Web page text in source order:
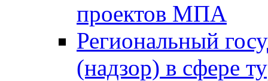
проектов МПА
Региональный
(надзор) в сфере